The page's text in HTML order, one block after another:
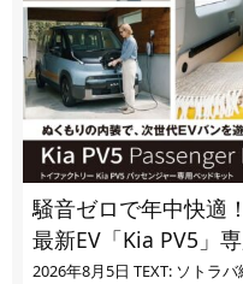
騒音ゼロで年中快
最新EV「Kia PV5」
2026年8月5日 TEXT: ソトラ